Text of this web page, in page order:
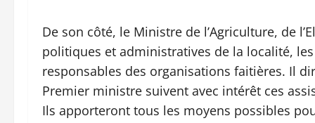
De son côté, le Ministre de l’Agriculture, de
politiques et administratives de la localité,
responsables des organisations faitières. Il
Premier ministre suivent avec intérêt ces
Ils apporteront tous les moyens possibles